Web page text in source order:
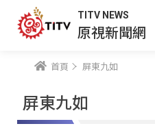
TITV NEWS
原視新聞網
首頁 屏東九如
屏東九如